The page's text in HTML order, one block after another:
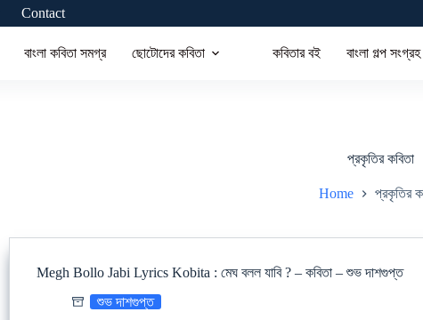
Contact
বাংলা কবিতা সমগ্র ছোটোদের কবিতা কবিতার বই বাংলা গল্প সংগ্রহ
প্রকৃতির কবিতা
Home প্রকৃতির
Megh Bollo Jabi Lyrics Kobita : মেঘ বলল যাবি ? – কবিতা – শুভ দাশগুপ্ত
শুভ দাশগুপ্ত